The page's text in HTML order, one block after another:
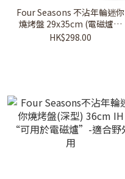
Four Seasons 不沾年輪迷你
燒烤盤 29x35cm (電磁爐適
用)
HK$298.00